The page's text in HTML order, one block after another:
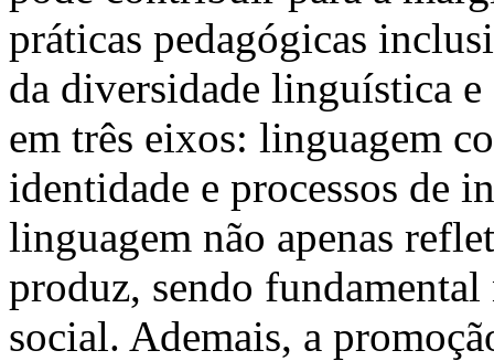
práticas pedagógicas
da diversidade linguística
em três eixos: linguagem
identidade e processos de
linguagem não apenas
produz, sendo
social. Ademais, a